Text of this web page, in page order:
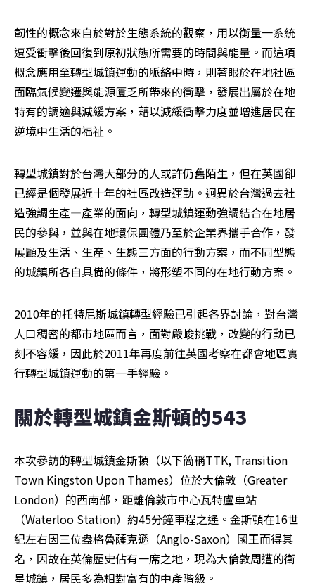
韌性的概念來自於對於生態系統的觀察，用以衡量一系統
遭受衝擊後回復到原初狀態所需要的時間與能量。而這項
概念應用至轉型城鎮運動的脈絡中時，則著眼於在地社區
面臨氣候變遷與能源匱乏所帶來的衝擊，發展出屬於在地
特有的調適與減緩方案，藉以減緩衝擊力度並增進居民在
逆境中生活的福祉。
轉型城鎮對於台灣大部分的人或許仍舊陌生，但在英國卻
已經是個發展近十年的社區改造運動。迥異於台灣過去社
造強調生產—產業的面向，轉型城鎮運動強調結合在地居
民的參與，並與在地環保團體乃至於企業界攜手合作，發
展顧及生活、生產、生態三方面的行動方案，而不同型態
的城鎮所各自具備的條件，將形塑不同的在地行動方案。
2010年的托特尼斯城鎮轉型經驗已引起各界討論，對台灣
人口稠密的都市地區而言，面對嚴峻挑戰，改變的行動已
刻不容緩，因此於2011年再度前往英國考察在都會地區實
行轉型城鎮運動的第一手經驗。
關於轉型城鎮金斯頓的543
本次參訪的轉型城鎮金斯頓（以下簡稱TTK, Transition
Town Kingston Upon Thames）位於大倫敦（Greater
London）的西南部，距離倫敦市中心瓦特盧車站
（Waterloo Station）約45分鐘車程之遙。金斯頓在16世
紀左右因三位盎格魯薩克遜（Anglo-Saxon）國王而得其
名，因故在英倫歷史佔有一席之地，現為大倫敦周遭的衛
星城鎮，居民多為相對富有的中產階級。